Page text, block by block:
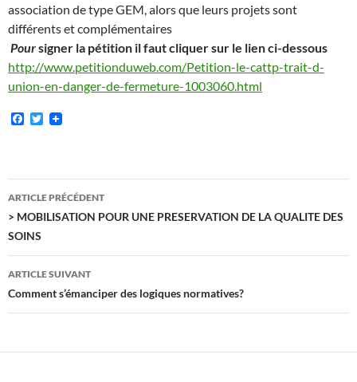
association de type GEM, alors que leurs projets sont
différents et complémentaires
Poursigner la pétition il faut cliquer sur le lien ci-dessous
http://www.petitionduweb.com/Petition-le-cattp-trait-d-
union-en-danger-de-fermeture-1003060.html
F
o
o
T
e
r
Navigation
des
articles
ARTICLE PRÉCÉDENT
> MOBILISATION POUR UNE PRESERVATION DE LA QUALITE DES
SOINS
ARTICLE SUIVANT
Comment s’émanciper des logiques normatives?